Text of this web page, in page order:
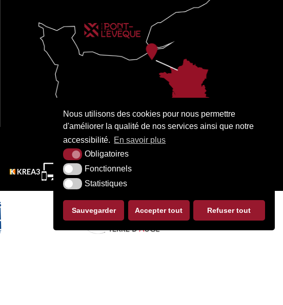
Nous utilisons des cookies pour nous permettre
d'améliorer la qualité de nos services ainsi que notre
accessibilité. En savoir plus
Obligatoires
Fonctionnels
Statistiques
Sauvegarder Accepter tout Refuser tout
KREA3